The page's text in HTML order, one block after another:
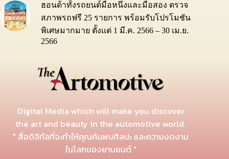
ฮอนด้าทั้งรถยนต์มือหนึ่งและมือสอง ตรวจ
สภาพรถฟรี 25 รายการ พร้อมรับโปรโมชัน
พิเศษมากมาย ตั้งแต่ 1 มี.ค. 2566 – 30 เม.ย.
2566
Digital Media which will make you discover
the art and beauty in the automotive world.
" สื่อดิจิทัลที่จะทำให้คุณค้นพบศิลปะ และความงดงาม
ในโลกของยานยนต์ "